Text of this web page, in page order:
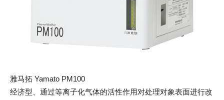
雅马拓 Yamato PM100
经济型、通过等离子化气体的活性作用对处理对象表面进行改